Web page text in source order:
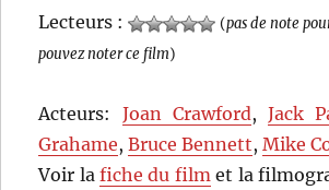
Lecteurs : (pas de note
pouvez noter ce film)
Acteurs: Joan Crawford,Jack
Grahame,Bruce Bennett,Mike
Voir lafiche du filmet la